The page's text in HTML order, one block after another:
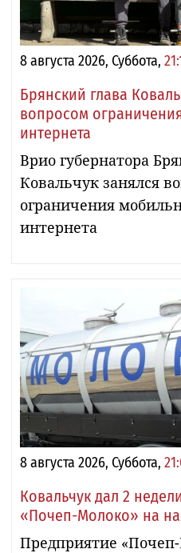
8 августа 2026, Суббота,
Брянский глава
вопросом
интернета
Врио губернатора
Ковальчук занялся
ограничения
интернета
8 августа 2026, Суббота,
Ковальчук дал 2
«Почеп-Молоко» на
Предприятие